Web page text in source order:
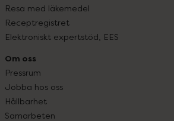
Resa med läkemedel
Receptregistret
Elektroniskt expertstöd, EES
Om oss
Pressrum
Jobba hos oss
Hållbarhet
Samarbeten